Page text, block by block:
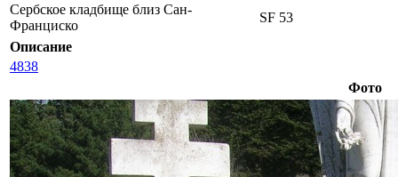
Сербское кладбище близ Сан-
Франциско
SF 53
Описание
4838
Фото